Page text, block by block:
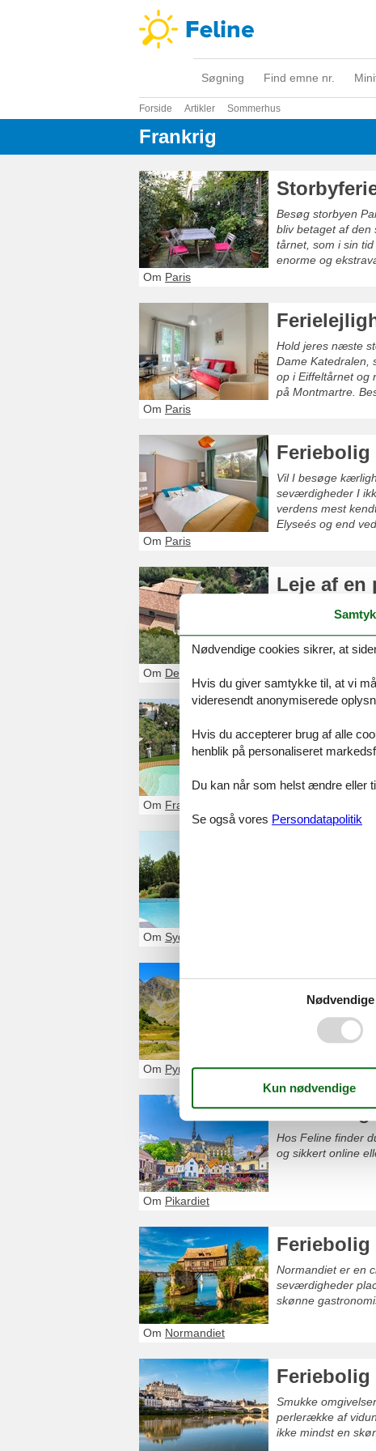
Søgning Find emne nr.
Forside Artikler Sommerhus
Frankrig
Besøg storbyen
bliv betaget af
tårnet, som i sin
enorme og
Om Paris
Hold jeres næste
Dame Katedralen,
op i Eiffeltårnet og
på Montmartre.
Om Paris
Feriebolig
Vil I besøge
seværdigheder I
verdens mest
Elyseés og end
Om Paris
Leje af en
En privat
familie eller venner.
Om Den Franske Riviera
Glæd dig til et
Du finder nemt
Om Frankrig
Om Sydfrankrig
Tag på vandretur
de mange
af det
Om Pyrenæerne
Feriebolig
Hos Feline finder
og sikkert online
Om Pikardiet
Feriebolig
Normandiet er en
seværdigheder
skønne
Om Normandiet
Feriebolig
Smukke
perlerække af
ikke mindst en
Nødvendige cookies sikrer, at
Hvis du giver samtykke til, at vi
videresendt anonymiserede
Hvis du accepterer brug af alle
henblik på personaliseret
Du kan når som helst ændre eller
Se også vores Persondatapolitik
Nødvendige